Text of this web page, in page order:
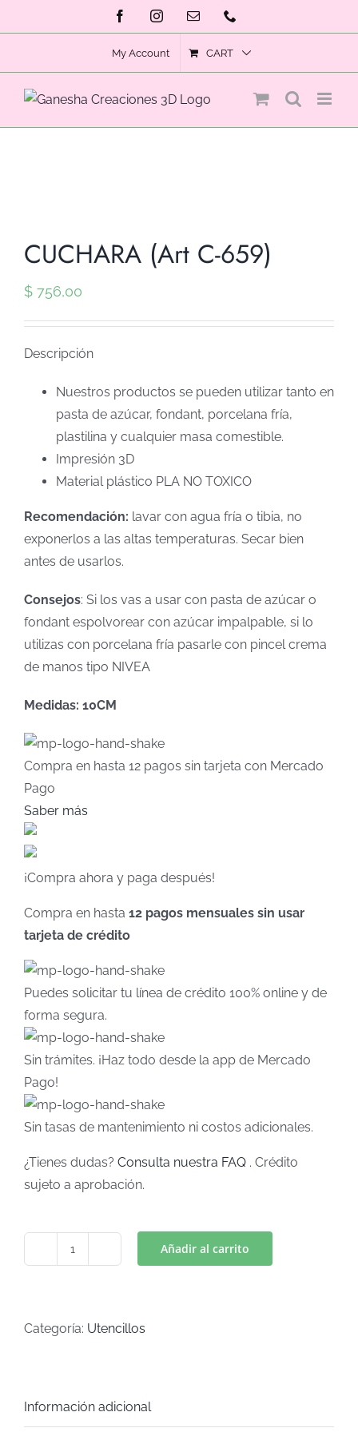
to
FacebookInstagramEmail
My Account CART
CUCHARA (Art C-659)
$ 756,00
Descripción
Nuestros productos se pueden utilizar tanto en
pasta de azúcar, fondant, porcelana fría,
plastilina y cualquier masa comestible.
Impresión 3D
Material plástico PLA NO TOXICO
Recomendación: lavar con agua fría o tibia, no
exponerlos a las altas temperaturas. Secar bien
antes de usarlos.
Consejos: Si los vas a usar con pasta de azúcar o
fondant espolvorear con azúcar impalpable, si lo
utilizas con porcelana fría pasarle con pincel crema
de manos tipo NIVEA
Medidas: 10CM
Compra en hasta 12 pagos sin tarjeta con Mercado
Pago
Saber más
¡Compra ahora y paga después!
Compra en hasta 12 pagos mensuales sin usar
tarjeta de crédito
Puedes solicitar tu línea de crédito 100% online y de
forma segura.
Sin trámites. ¡Haz todo desde la app de Mercado
Pago!
Sin tasas de mantenimiento ni costos adicionales.
¿Tienes dudas? Consulta nuestra FAQ . Crédito
sujeto a aprobación.
659)
Añadir al carrito
Categoría: Utencillos
Información adicional